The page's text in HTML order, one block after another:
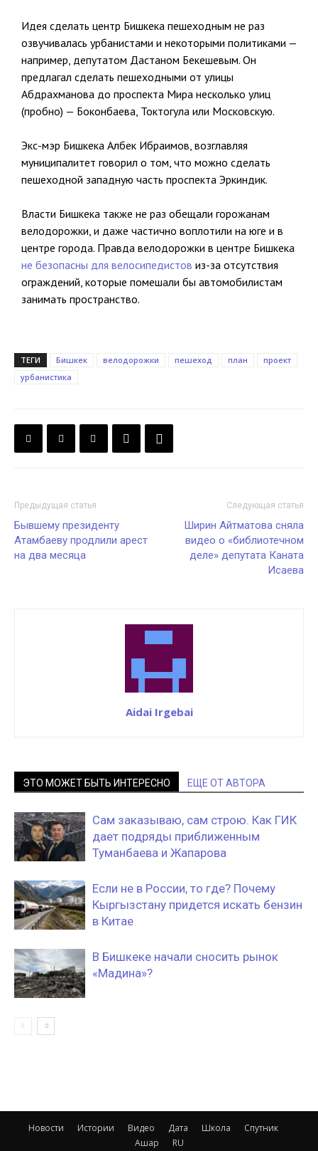
Идея сделать центр Бишкека пешеходным не раз
озвучивалась урбанистами и некоторыми политиками —
например, депутатом Дастаном Бекешевым. Он
предлагал сделать пешеходными от улицы
Абдрахманова до проспекта Мира несколько улиц
(пробно) — Боконбаева, Токтогула или Московскую.
Экс-мэр Бишкека Албек Ибраимов, возглавляя
муниципалитет говорил о том, что можно сделать
пешеходной западную часть проспекта Эркиндик.
Власти Бишкека также не раз обещали горожанам
велодорожки, и даже частично воплотили на юге и в
центре города. Правда велодорожки в центре Бишкека
не безопасны для велосипедистов из-за отсутствия
ограждений, которые помешали бы автомобилистам
занимать пространство.
ТЕГИ Бишкек велодорожки пешеход план
проект
урбанистика
Предыдущая статья
Бывшему президенту
Атамбаеву продлили арест
на два месяца
Следующая статья
Ширин Айтматова сняла
видео о «библиотечном
деле» депутата Каната
Исаева
Aidai Irgebai
ЭТО МОЖЕТ БЫТЬ ИНТЕРЕСНО ЕЩЕ ОТ АВТОРА
Сам заказываю, сам строю. Как ГИК
дает подряды приближенным
Туманбаева и Жапарова
Если не в России, то где? Почему
Кыргызстану придется искать бензин
в Китае
В Бишкеке начали сносить рынок
«Мадина»?
Новости Истории Видео Дата Школа
Спутник
Ашар
RU